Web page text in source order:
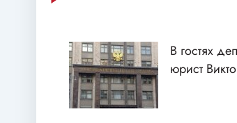
В гостях
юрист